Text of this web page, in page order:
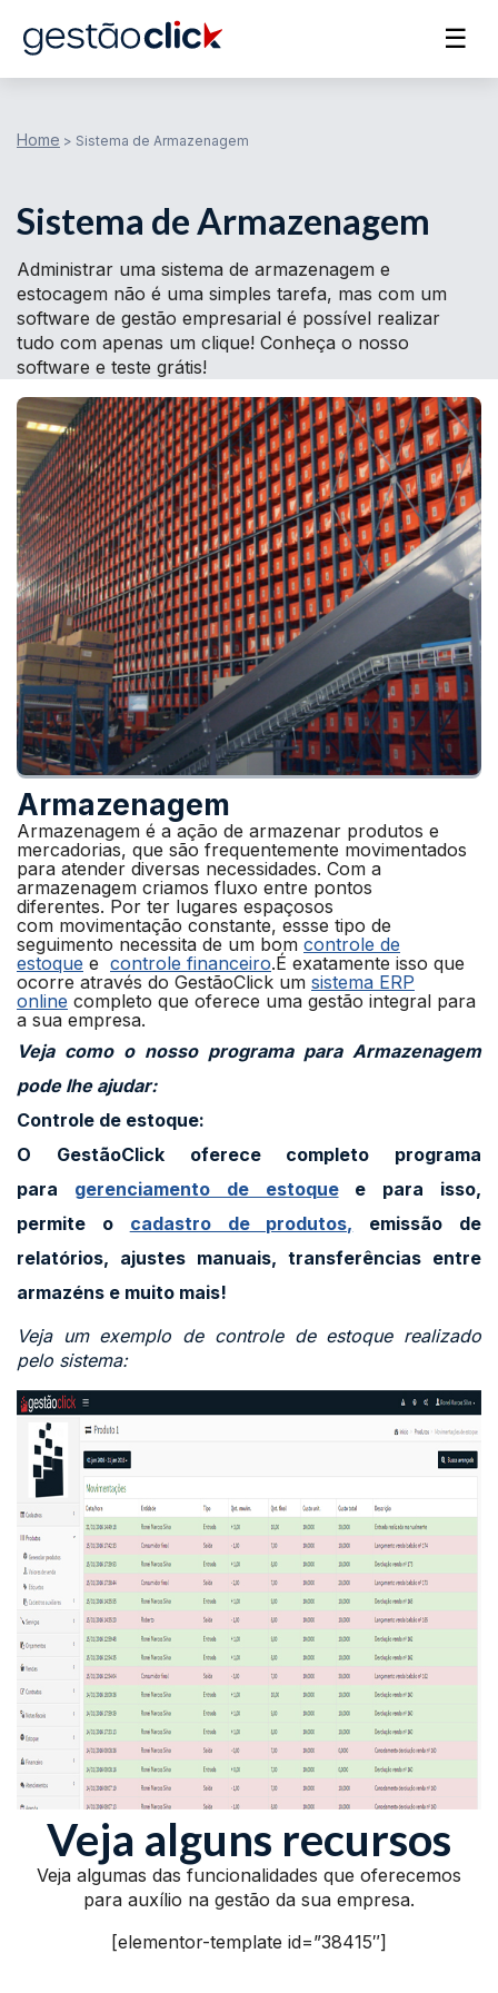
☰
Home > Sistema de Armazenagem
Sistema de Armazenagem
Administrar uma sistema de armazenagem e
estocagem não é uma simples tarefa, mas com um
software de gestão empresarial é possível realizar
tudo com apenas um clique! Conheça o nosso
software e teste grátis!
Armazenagem
Armazenagem é a ação de armazenar produtos e
mercadorias, que são frequentemente movimentados
para atender diversas necessidades. Com a
armazenagem criamos fluxo entre pontos
diferentes. Por ter lugares espaçosos
com movimentação constante, essse tipo de
seguimento necessita de um bom controle de
estoque e controle financeiro.É exatamente isso que
ocorre através do GestãoClick um sistema ERP
online completo que oferece uma gestão integral para
a sua empresa.
Veja como o nosso programa para Armazenagem
pode lhe ajudar:
Controle de estoque:
O GestãoClick oferece completo programa
para gerenciamento de estoquee para isso,
permite o cadastro de produtos, emissão de
relatórios, ajustes manuais, transferências entre
armazéns e muito mais!
Veja um exemplo de controle de estoque realizado
pelo sistema:
Veja alguns recursos
Veja algumas das funcionalidades que oferecemos
para auxílio na gestão da sua empresa.
[elementor-template id=”38415″]